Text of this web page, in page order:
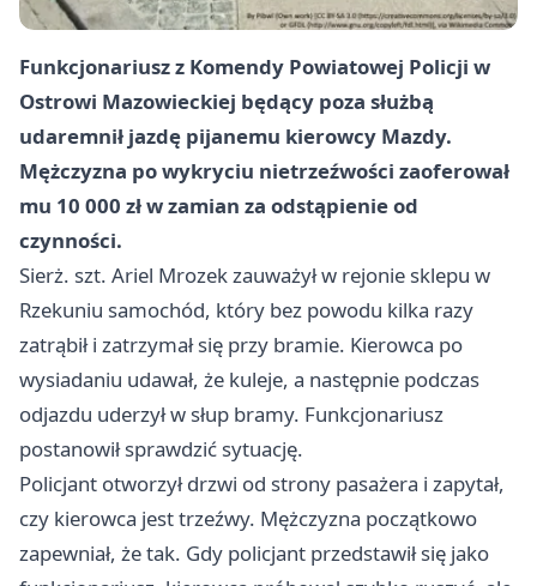
Funkcjonariusz z Komendy Powiatowej Policji w
Ostrowi Mazowieckiej będący poza służbą
udaremnił jazdę pijanemu kierowcy Mazdy.
Mężczyzna po wykryciu nietrzeźwości zaoferował
mu 10 000 zł w zamian za odstąpienie od
czynności.
Sierż. szt. Ariel Mrozek zauważył w rejonie sklepu w
Rzekuniu samochód, który bez powodu kilka razy
zatrąbił i zatrzymał się przy bramie. Kierowca po
wysiadaniu udawał, że kuleje, a następnie podczas
odjazdu uderzył w słup bramy. Funkcjonariusz
postanowił sprawdzić sytuację.
Policjant otworzył drzwi od strony pasażera i zapytał,
czy kierowca jest trzeźwy. Mężczyzna początkowo
zapewniał, że tak. Gdy policjant przedstawił się jako